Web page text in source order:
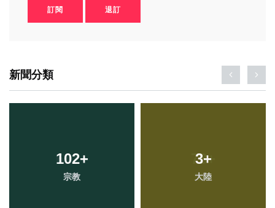
訂閱 退訂
新聞分類
102+
宗教
3+
大陸